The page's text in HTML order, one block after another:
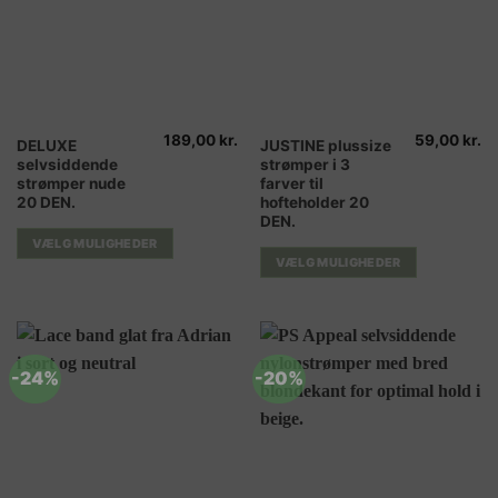
DELUXE
selvsiddende
strømper nude
20 DEN.
189,00 kr.
VÆLG MULIGHEDER
Dette
vare
har
flere
varianter.
Mulighederne
på
varesiden
JUSTINE plussize
strømper i 3
farver til
hofteholder 20
DEN.
59,00 kr.
VÆLG MULIGHEDER
Dette
vare
har
flere
Mulighederne
kan
på
varesiden
-24% -20%